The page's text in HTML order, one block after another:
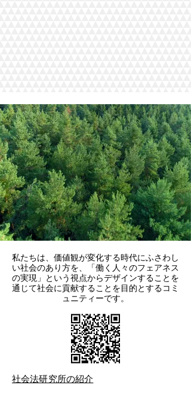
私たちは、価値観が変化する時代にふさわし
い社会のあり方を、「働く人々のフェアネス
の実現」という視点からデザインすることを
通じて社会に貢献することを目的とするコミ
ュニティーです。
​社会法研究所の紹介